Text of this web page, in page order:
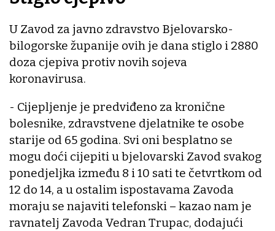
U Zavod za javno zdravstvo Bjelovarsko-
bilogorske županije ovih je dana stiglo i 2880
doza cjepiva protiv novih sojeva
koronavirusa.
- Cijepljenje je predviđeno za kronične
bolesnike, zdravstvene djelatnike te osobe
starije od 65 godina. Svi oni besplatno se
mogu doći cijepiti u bjelovarski Zavod svakog
ponedjeljka između 8 i 10 sati te četvrtkom od
12 do 14, a u ostalim ispostavama Zavoda
moraju se najaviti telefonski – kazao nam je
ravnatelj Zavoda Vedran Trupac, dodajući